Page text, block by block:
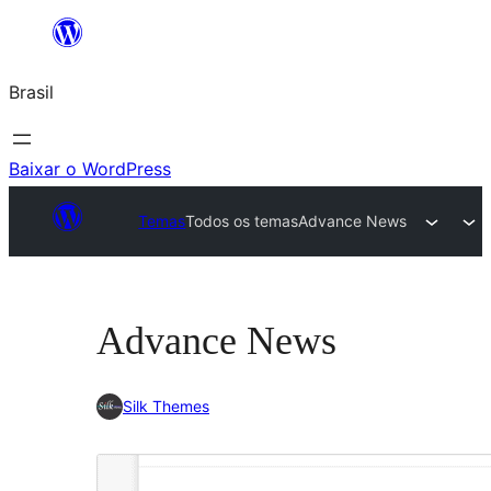
o
conteúdo
Brasil
Baixar o WordPress
TemasTodos os temasAdvance News
Advance News
Silk Themes